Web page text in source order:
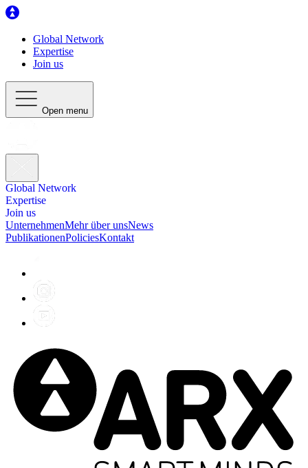
Global Network
Expertise
Join us
Open menu
Global Network
Expertise
Join us
UnternehmenMehr über unsNews
PublikationenPoliciesKontakt